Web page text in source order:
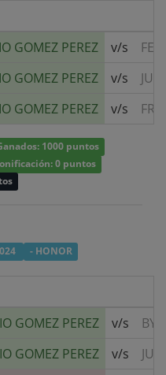
GOMEZ PEREZ v/s
GOMEZ PEREZ v/s
GOMEZ PEREZ v/s
1000 puntos
0 puntos
- HONOR
GOMEZ PEREZ v/s
BYE
GOMEZ PEREZ v/s